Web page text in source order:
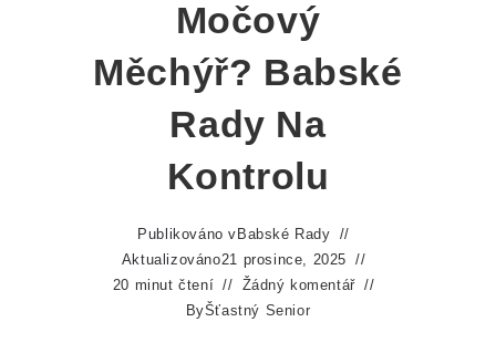
Močový
Měchýř? Babské
Rady Na
Kontrolu
Publikováno v Babské Rady
Aktualizováno21 prosince, 2025
20 minut čtení
Žádný komentář
ByŠťastný Senior